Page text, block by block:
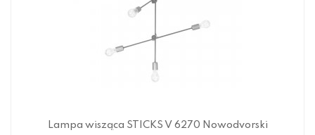
Lampa wisząca STICKS V 6270 Nowodvorski